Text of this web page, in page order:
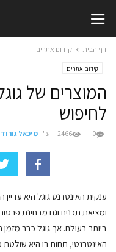
דף הבית קידום אתרים
קידום אתרים
המוצרים של
לחיפוש
ע"י מיכאל 0
2466
ענקית האינטרנט גוגל היא
ומציאת תכנים וגם מבחינת
ביותר בעולם. אך גוגל כבר
האינטרנטי, תחום בו היא